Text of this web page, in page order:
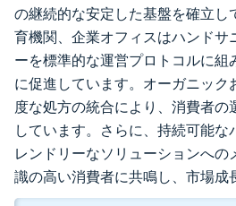
の継続的な安定した基盤を確立し
育機関、企業オフィスはハンドサ
ーを標準的な運営プロトコルに組
に促進しています。オーガニック
度な処方の統合により、消費者の
しています。さらに、持続可能な
レンドリーなソリューションへ
識の高い消費者に共鳴し、市場成